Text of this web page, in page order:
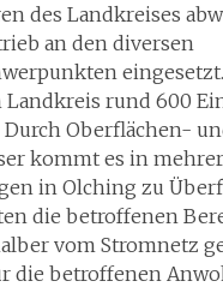
des Landkreises
an den diversen
Landkreis rund 600
Oberflächen-
kommt es in
in Olching zu
die betroffenen
vom Stromnetz
die betroffenen